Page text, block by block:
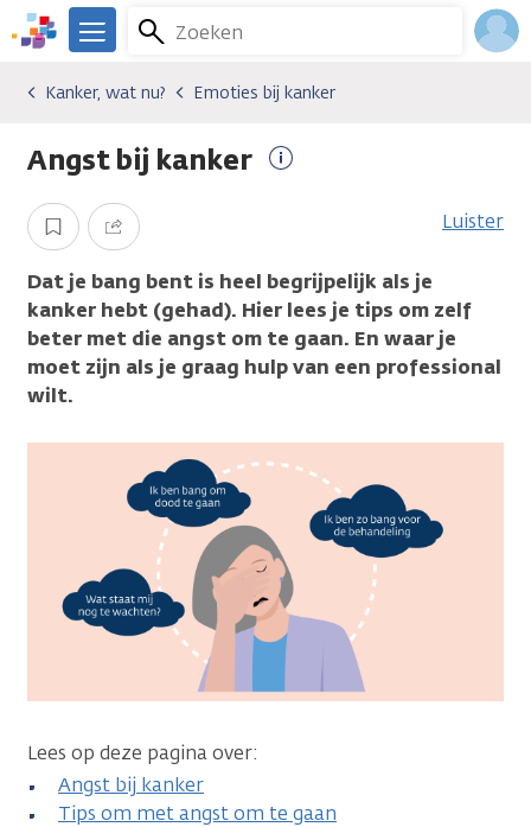
Overslaan
en
gaan
We
er
je.
Zoeken
Menu
Gevolgen van kanker
Kanker, wat nu?
Emoties bij kanker
Kanker, wat nu? Emoties bij kanker
Angst bij kanker
Opslaan Delen Luister
Dat je bang bent is heel begrijpelijk als je
kanker hebt (gehad). Hier lees je tips om zelf
beter met die angst om te gaan. En waar je
moet zijn als je graag hulp van een professional
wilt.
Lees op deze pagina over:
Angst bij kanker
Tips om met angst om te gaan